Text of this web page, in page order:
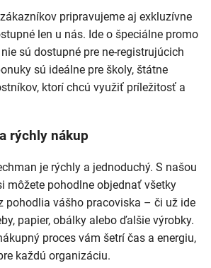
pripravujeme aj exkluzívne
len u nás. Ide o špeciálne promo
sú dostupné pre ne-registrujúcich
sú ideálne pre školy, štátne
ktorí chcú využiť príležitosť a
rýchly nákup
je rýchly a jednoduchý. S našou
môžete pohodlne objednať všetky
pohodlia vášho pracoviska – či už ide
papier, obálky alebo ďalšie výrobky.
proces vám šetrí čas a energiu,
každú organizáciu.